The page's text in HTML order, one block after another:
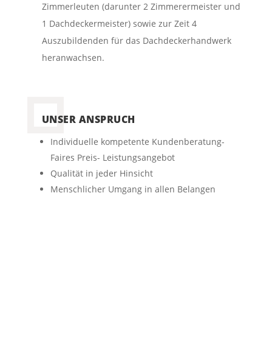
Zimmerleuten (darunter 2 Zimmerermeister und
1 Dachdeckermeister) sowie zur Zeit 4
Auszubildenden für das Dachdeckerhandwerk
heranwachsen.
UNSER ANSPRUCH
Individuelle kompetente Kundenberatung-
Faires Preis- Leistungsangebot
Qualität in jeder Hinsicht
Menschlicher Umgang in allen Belangen